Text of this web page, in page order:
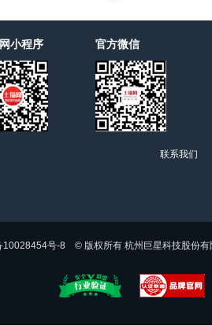
小程序 官方微信
联系我们
10028454号-8 © 版权所有 杭州巨星科技股份